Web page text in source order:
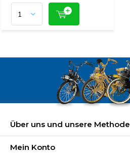
Über uns und unsere Methode
Mein Konto